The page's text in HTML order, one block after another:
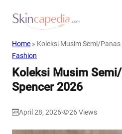
Home » Koleksi Musim Semi/
Fashion
Koleksi Musim
Spencer 2026
April 28, 2026 26 Views